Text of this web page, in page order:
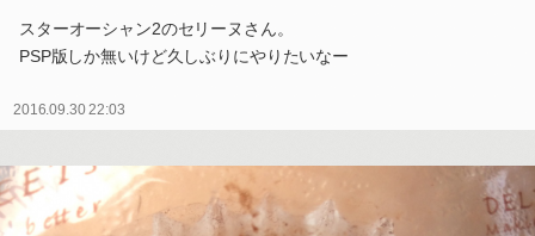
スターオーシャン2のセリーヌさん。
PSP版しか無いけど久しぶりにやりたいなー
2016.09.30 22:03